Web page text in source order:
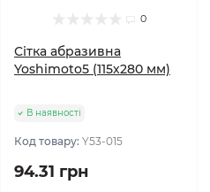
0
Сітка абразивна
Yoshimoto5 (115х280 мм)
В наявності
Код товару: Y53-015
94.31 грн